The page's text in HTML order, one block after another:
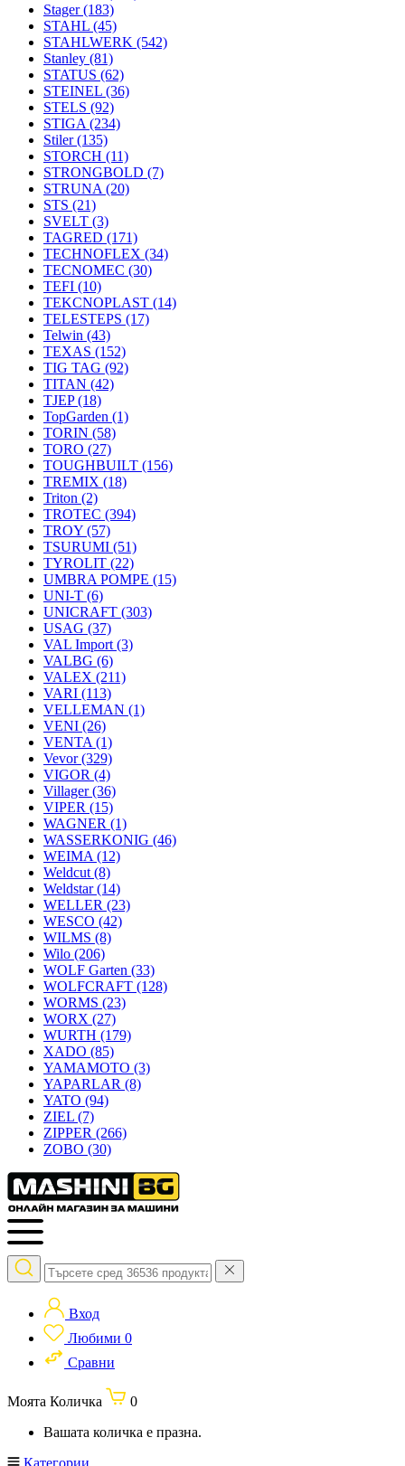
Stager(183)
STAHL (45)
STAHLWERK (542)
Stanley (81)
STATUS (62)
STEINEL (36)
STELS (92)
STIGA (234)
Stiler(135)
STORCH (11)
STRONGBOLD (7)
STRUNA (20)
STS (21)
SVELT (3)
TAGRED (171)
TECHNOFLEX (34)
TECNOMEC (30)
TEFI (10)
TEKCNOPLAST (14)
TELESTEPS (17)
Telwin (43)
TEXAS (152)
TIG TAG (92)
TITAN (42)
TJEP(18)
TopGarden (1)
TORIN (58)
TORO (27)
TOUGHBUILT (156)
TREMIX (18)
Triton (2)
TROTEC (394)
TROY (57)
TSURUMI (51)
TYROLIT (22)
UMBRA POMPE (15)
UNI-T (6)
UNICRAFT (303)
USAG (37)
VAL Import (3)
VALBG (6)
VALEX (211)
VARI (113)
VELLEMAN (1)
VENI (26)
VENTA (1)
Vevor(329)
VIGOR (4)
Villager(36)
VIPER (15)
WAGNER (1)
WASSERKONIG (46)
WEIMA (12)
Weldcut (8)
Weldstar(14)
WELLER (23)
WESCO (42)
WILMS (8)
Wilo (206)
WOLF Garten (33)
WOLFCRAFT (128)
WORMS (23)
WORX (27)
WURTH (179)
XADO (85)
YAMAMOTO (3)
YAPARLAR (8)
YATO (94)
ZIEL (7)
ZIPPER (266)
ZOBO (30)
Вход
Любими 0
Сравни
Моята Количка
0
Вашата количка е празна.
Категории